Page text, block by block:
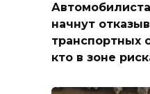
начнут
транспортных
кто в зоне